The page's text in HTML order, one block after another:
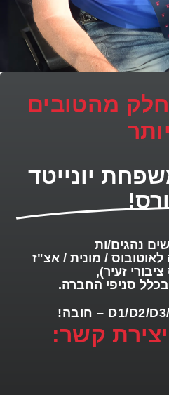
חלק מהטובים
יונייטד
נהגים/ות
לאוטובוס / מונית / אצ"ז
זעיר),
סניפי החברה.
קשר: